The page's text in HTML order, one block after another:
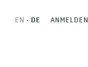
EN DE ANMELDEN